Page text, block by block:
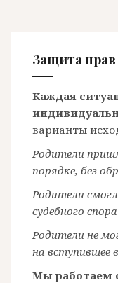
Защита
Каждая
варианты
Родители
порядке, без
Родители
судебного
Родители не
на вступившее
Мы работаем